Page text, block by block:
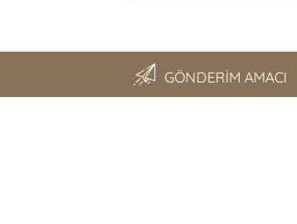
GÖNDERİM AMACI